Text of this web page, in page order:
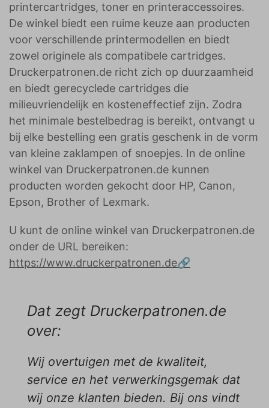
printercartridges, toner en printeraccessoires.
De winkel biedt een ruime keuze aan producten
voor verschillende printermodellen en biedt
zowel originele als compatibele cartridges.
Druckerpatronen.de richt zich op duurzaamheid
en biedt gerecyclede cartridges die
milieuvriendelijk en kosteneffectief zijn. Zodra
het minimale bestelbedrag is bereikt, ontvangt u
bij elke bestelling een gratis geschenk in de vorm
van kleine zaklampen of snoepjes. In de online
winkel van Druckerpatronen.de kunnen
producten worden gekocht door HP, Canon,
Epson, Brother of Lexmark.
U kunt de online winkel van Druckerpatronen.de
onder de URL bereiken:
https://www.druckerpatronen.de
Dat zegt Druckerpatronen.de
over:
Wij overtuigen met de kwaliteit,
service en het verwerkingsgemak dat
wij onze klanten bieden. Bij ons vindt